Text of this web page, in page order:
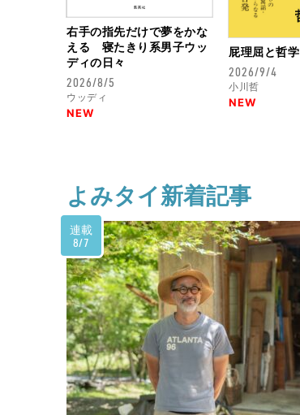
右手の指先だけで夢をかな
える 寝たきり系男子ウッ
ディの日々
2026/8/5
ウッディ
NEW
屁理屈と哲学
2026/9/4
小川哲
NEW
よみタイ新着記事
連載
8/7